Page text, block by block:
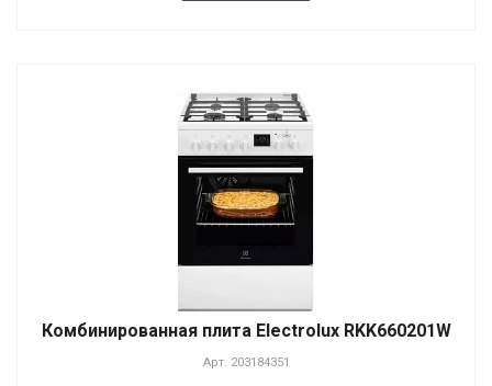
Комбинированная плита Electrolux RKK660201W
Арт. 203184351